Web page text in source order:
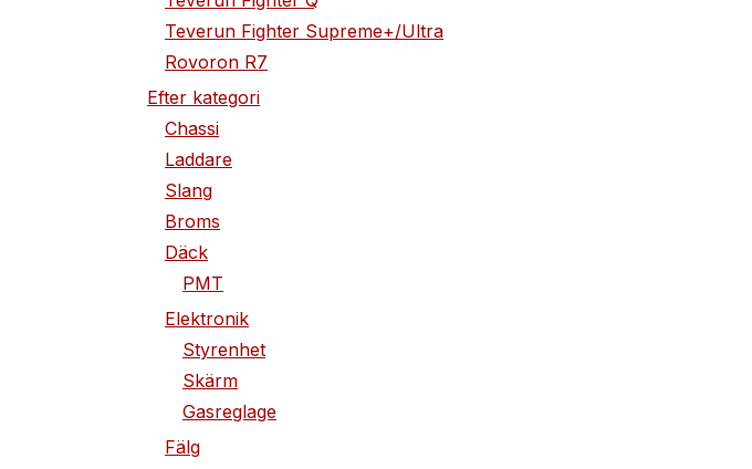
Teverun Fighter Supreme+/Ultra
Rovoron R7
Efter kategori
Chassi
Laddare
Slang
Broms
Däck
PMT
Elektronik
Styrenhet
Skärm
Gasreglage
Fälg